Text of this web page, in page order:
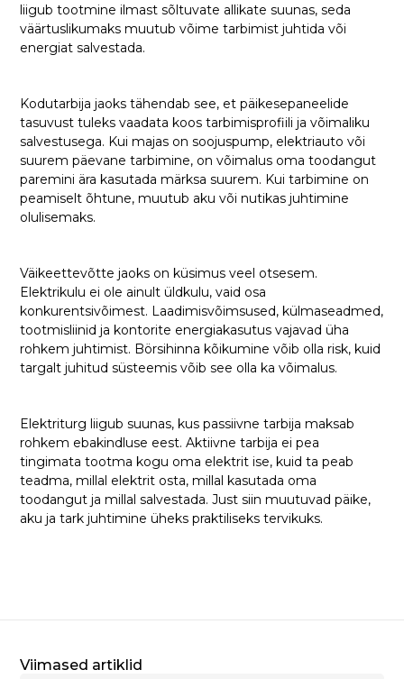
liigub tootmine ilmast sõltuvate allikate suunas, seda
väärtuslikumaks muutub võime tarbimist juhtida või
energiat salvestada.
Kodutarbija jaoks tähendab see, et päikesepaneelide
tasuvust tuleks vaadata koos tarbimisprofiili ja võimaliku
salvestusega. Kui majas on soojuspump, elektriauto või
suurem päevane tarbimine, on võimalus oma toodangut
paremini ära kasutada märksa suurem. Kui tarbimine on
peamiselt õhtune, muutub aku või nutikas juhtimine
olulisemaks.
Väikeettevõtte jaoks on küsimus veel otsesem.
Elektrikulu ei ole ainult üldkulu, vaid osa
konkurentsivõimest. Laadimisvõimsused, külmaseadmed,
tootmisliinid ja kontorite energiakasutus vajavad üha
rohkem juhtimist. Börsihinna kõikumine võib olla risk, kuid
targalt juhitud süsteemis võib see olla ka võimalus.
Elektriturg liigub suunas, kus passiivne tarbija maksab
rohkem ebakindluse eest. Aktiivne tarbija ei pea
tingimata tootma kogu oma elektrit ise, kuid ta peab
teadma, millal elektrit osta, millal kasutada oma
toodangut ja millal salvestada. Just siin muutuvad päike,
aku ja tark juhtimine üheks praktiliseks tervikuks.
Viimased artiklid